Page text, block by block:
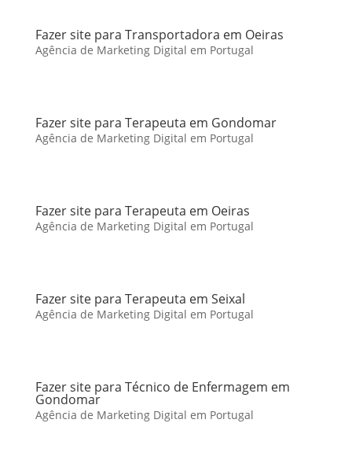
Fazer site para Transportadora em Oeiras
Agência de Marketing Digital em Portugal
Fazer site para Terapeuta em Gondomar
Agência de Marketing Digital em Portugal
Fazer site para Terapeuta em Oeiras
Agência de Marketing Digital em Portugal
Fazer site para Terapeuta em Seixal
Agência de Marketing Digital em Portugal
Fazer site para Técnico de Enfermagem em
Gondomar
Agência de Marketing Digital em Portugal